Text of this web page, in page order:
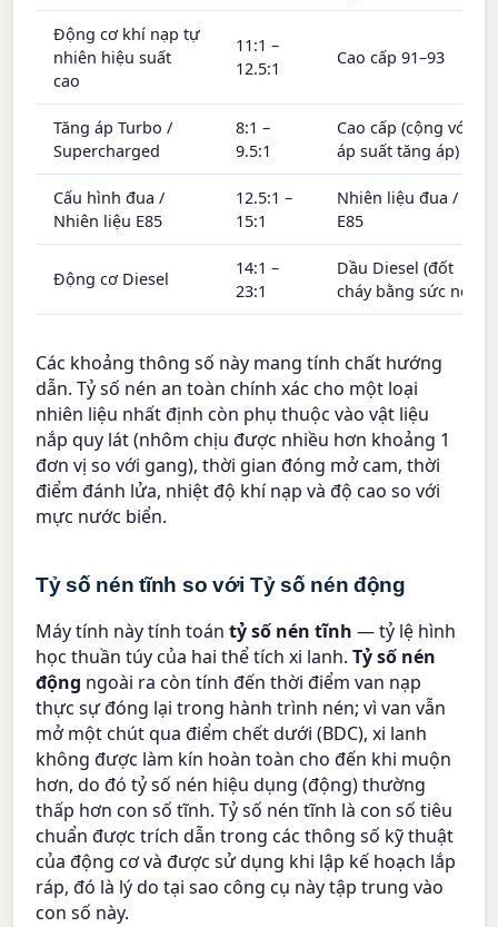
Động cơ khí nạp tự
nhiên hiệu suất
cao
11:1 –
12.5:1
Cao cấp 91–93
Tăng áp Turbo /
Supercharged
8:1 –
9.5:1
Cao cấp (cộng với
áp suất tăng áp)
Cấu hình đua /
Nhiên liệu E85
12.5:1 –
15:1
Nhiên liệu đua /
E85
Động cơ Diesel
14:1 –
23:1
Dầu Diesel (đốt
cháy bằng sức nén)
Các khoảng thông số này mang tính chất hướng
dẫn. Tỷ số nén an toàn chính xác cho một loại
nhiên liệu nhất định còn phụ thuộc vào vật liệu
nắp quy lát (nhôm chịu được nhiều hơn khoảng 1
đơn vị so với gang), thời gian đóng mở cam, thời
điểm đánh lửa, nhiệt độ khí nạp và độ cao so với
mực nước biển.
Tỷ số nén tĩnh so với Tỷ số nén động
Máy tính này tính toántỷ số nén tĩnh — tỷ lệ hình
học thuần túy của hai thể tích xi lanh.Tỷ số nén
động ngoài ra còn tính đến thời điểm van nạp
thực sự đóng lại trong hành trình nén; vì van vẫn
mở một chút qua điểm chết dưới (BDC), xi lanh
không được làm kín hoàn toàn cho đến khi muộn
hơn, do đó tỷ số nén hiệu dụng (động) thường
thấp hơn con số tĩnh. Tỷ số nén tĩnh là con số tiêu
chuẩn được trích dẫn trong các thông số kỹ thuật
của động cơ và được sử dụng khi lập kế hoạch lắp
ráp, đó là lý do tại sao công cụ này tập trung vào
con số này.